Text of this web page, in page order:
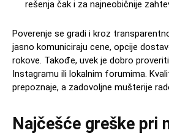
rešenja čak i za najneobičnije
Poverenje se gradi i kroz
jasno komuniciraju cene, opcije
rokove. Takođe, uvek je dobro
Instagramu ili lokalnim forumima.
prepoznaje, a zadovoljne mušterije
Najčešće greške pri